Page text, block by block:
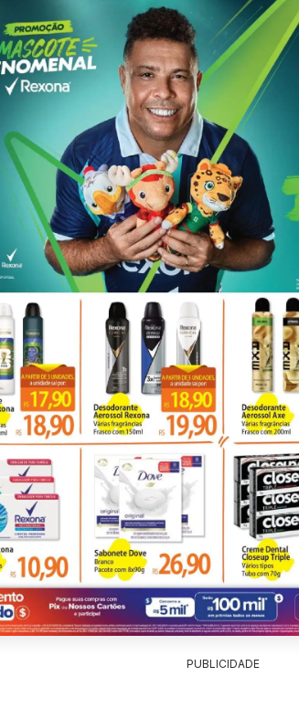
PUBLICIDADE